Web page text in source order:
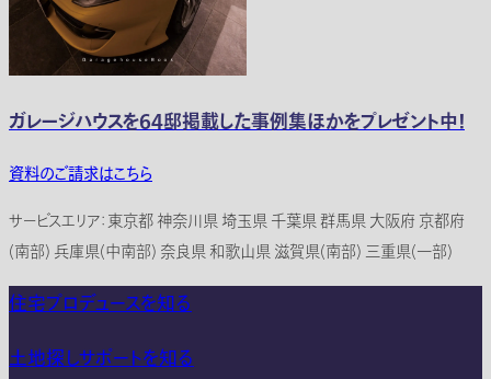
ガレージハウスを64邸掲載した事例集ほかをプレゼント中！
資料のご請求はこちら
サービスエリア：東京都 神奈川県 埼玉県 千葉県 群馬県 大阪府 京都府
(南部) 兵庫県(中南部) 奈良県 和歌山県 滋賀県(南部) 三重県(一部)
住宅プロデュースを知る
土地探しサポートを知る